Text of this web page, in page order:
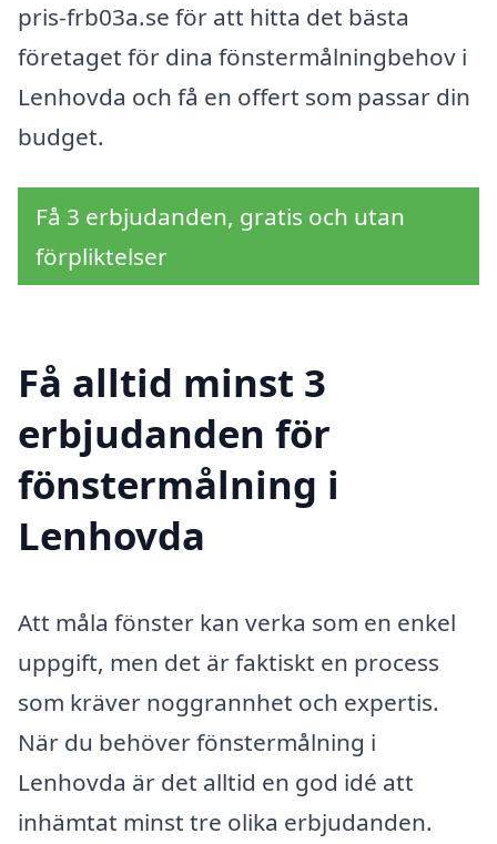
pris-frb03a.se för att hitta det bästa
företaget för dina fönstermålningbehov i
Lenhovda och få en offert som passar din
budget.
Få 3 erbjudanden, gratis och utan
förpliktelser
Få alltid minst 3
erbjudanden för
fönstermålning i
Lenhovda
Att måla fönster kan verka som en enkel
uppgift, men det är faktiskt en process
som kräver noggrannhet och expertis.
När du behöver fönstermålning i
Lenhovda är det alltid en god idé att
inhämtat minst tre olika erbjudanden.